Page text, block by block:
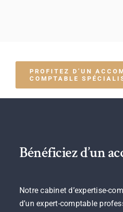
PROFITEZ D’UN
COMPTABLE
Bénéficiez d’un
Notre cabinet d’expertise-
d’un expert-comptable